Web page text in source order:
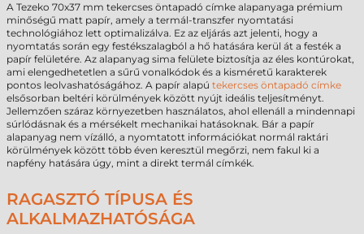
A Tezeko 70x37 mm tekercses öntapadó címke alapanyaga prémium
minőségű matt papír, amely a termál-transzfer nyomtatási
technológiához lett optimalizálva. Ez az eljárás azt jelenti, hogy a
nyomtatás során egy festékszalagból a hő hatására kerül át a festék a
papír felületére. Az alapanyag sima felülete biztosítja az éles kontúrokat,
ami elengedhetetlen a sűrű vonalkódok és a kisméretű karakterek
pontos leolvashatóságához. A papír alapú tekercses öntapadó címke
elsősorban beltéri körülmények között nyújt ideális teljesítményt.
Jellemzően száraz környezetben használatos, ahol ellenáll a mindennapi
súrlódásnak és a mérsékelt mechanikai hatásoknak. Bár a papír
alapanyag nem vízálló, a nyomtatott információkat normál raktári
körülmények között több éven keresztül megőrzi, nem fakul ki a
napfény hatására úgy, mint a direkt termál címkék.
RAGASZTÓ TÍPUSA ÉS
ALKALMAZHATÓSÁGA